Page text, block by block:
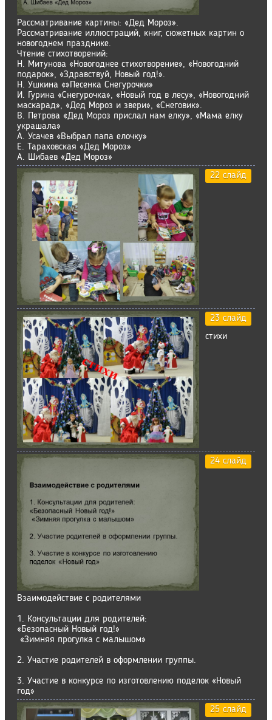
Рассматривание картины: «Дед Мороз».
Рассматривание иллюстраций, книг, сюжетных картин о
новогоднем празднике.
Чтение стихотворений:
Н. Митунова «Новогоднее стихотворение», «Новогодний
подарок», «Здравствуй, Новый год!».
Н. Ушкина «»Песенка Снегурочки»
И. Гурина «Снегурочка», «Новый год в лесу», «Новогодний
маскарад», «Дед Мороз и звери», «Снеговик».
В. Петрова «Дед Мороз прислал нам елку», «Мама елку
украшала»
А. Усачев «Выбрал папа елочку»
Е. Тараховская «Дед Мороз»
А. Шибаев «Дед Мороз»
22 слайд
23 слайд
стихи
24 слайд
Взаимодействие с родителями
1. Консультации для родителей:
«Безопасный Новый год!»
«Зимняя прогулка с малышом»
2. Участие родителей в оформлении группы.
3. Участие в конкурсе по изготовлению поделок «Новый
год»
25 слайд